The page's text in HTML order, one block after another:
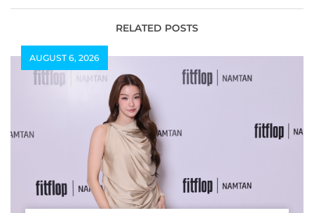
ใจในการพักผ่อนด้วยของ
แต่งบ้านและผลิตภัณฑ์สปา
น่าใช้ตั้งแต่วันนี้ถึง 26
ตุลาคม 2568
ไม่สงบชายแดน ไทย –
RELATED POSTS
AUGUST 6, 2026